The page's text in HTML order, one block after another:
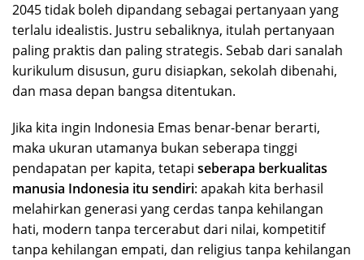
2045 tidak boleh dipandang sebagai pertanyaan yang
terlalu idealistis. Justru sebaliknya, itulah pertanyaan
paling praktis dan paling strategis. Sebab dari sanalah
kurikulum disusun, guru disiapkan, sekolah dibenahi,
dan masa depan bangsa ditentukan.
Jika kita ingin Indonesia Emas benar-benar berarti,
maka ukuran utamanya bukan seberapa tinggi
pendapatan per kapita, tetapi seberapa berkualitas
manusia Indonesia itu sendiri: apakah kita berhasil
melahirkan generasi yang cerdas tanpa kehilangan
hati, modern tanpa tercerabut dari nilai, kompetitif
tanpa kehilangan empati, dan religius tanpa kehilangan